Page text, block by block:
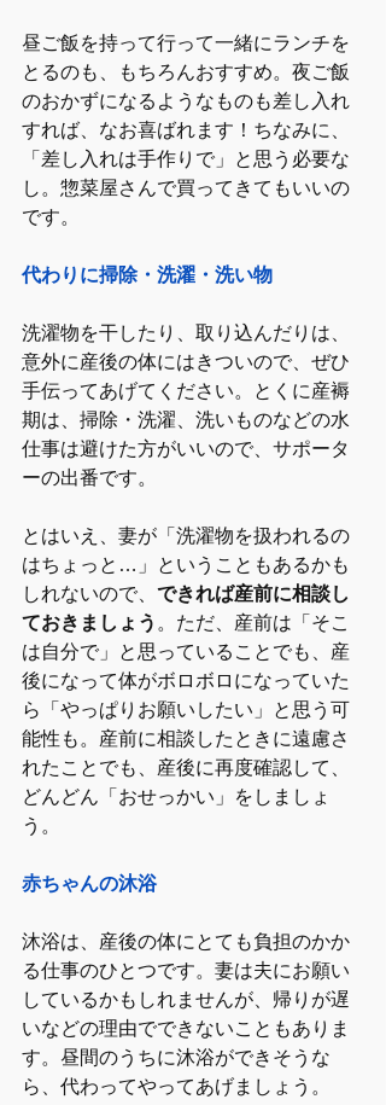
昼ご飯を持って行って一緒にランチを
とるのも、もちろんおすすめ。夜ご飯
のおかずになるようなものも差し入れ
すれば、なお喜ばれます！ちなみに、
「差し入れは手作りで」と思う必要な
し。惣菜屋さんで買ってきてもいいの
です。
代わりに掃除・洗濯・洗い物
洗濯物を干したり、取り込んだりは、
意外に産後の体にはきついので、ぜひ
手伝ってあげてください。とくに産褥
期は、掃除・洗濯、洗いものなどの水
仕事は避けた方がいいので、サポータ
ーの出番です。
とはいえ、妻が「洗濯物を扱われるの
はちょっと…」ということもあるかも
しれないので、 できれば産前に相談し
ておきましょう 。ただ、産前は「そこ
は自分で」と思っていることでも、産
後になって体がボロボロになっていた
ら「やっぱりお願いしたい」と思う可
能性も。産前に相談したときに遠慮さ
れたことでも、産後に再度確認して、
どんどん「おせっかい」をしましょ
う。
赤ちゃんの沐浴
沐浴は、産後の体にとても負担のかか
る仕事のひとつです。妻は夫にお願い
しているかもしれませんが、帰りが遅
いなどの理由でできないこともありま
す。昼間のうちに沐浴ができそうな
ら、代わってやってあげましょう。